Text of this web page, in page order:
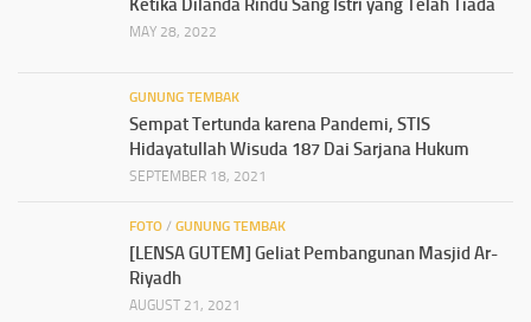
Ketika Dilanda Rindu Sang Istri yang Telah Tiada
MAY 28, 2022
GUNUNG TEMBAK
Sempat Tertunda karena Pandemi, STIS
Hidayatullah Wisuda 187 Dai Sarjana Hukum
SEPTEMBER 18, 2021
FOTO / GUNUNG TEMBAK
[LENSA GUTEM] Geliat Pembangunan Masjid Ar-
Riyadh
AUGUST 21, 2021